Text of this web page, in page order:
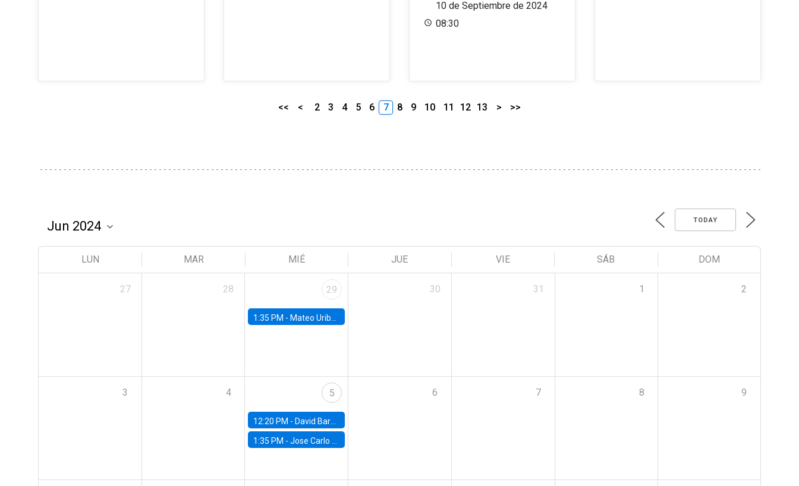
10 de Septiembre de 2024
08:30
<< < 2 3 4 5 6 7 8 9 10 11 12 13 > >>
TODAY
LUN MAR MIÉ JUE VIE SÁB DOM
27 28 29
1:35 PM - Mateo Uribe-Castro, Universidad de los Andes (Colombia)
30 31 1 2
3 4 5
12:20 PM - David Bardey, Universidad de los Andes - CEDE
1:35 PM -Jose Carlo Bermudez, UC (ME) & World Bank
6 7 8 9